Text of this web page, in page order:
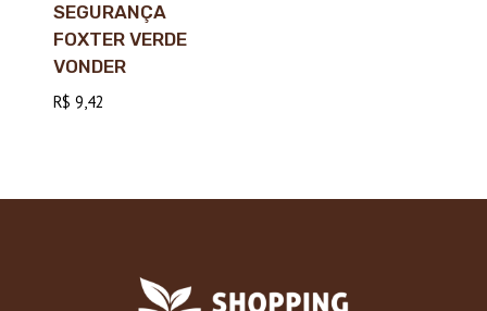
SEGURANÇA
FOXTER VERDE
VONDER
R$ 9,42